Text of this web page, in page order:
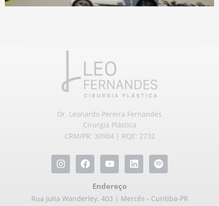
Dr. Leonardo Pereira Fernandes
Cirurgia Plástica
CRM/PR: 30904 | RQE: 2732
Endereço
Rua Julia Wanderley, 403 | Mercês - Curitiba-PR